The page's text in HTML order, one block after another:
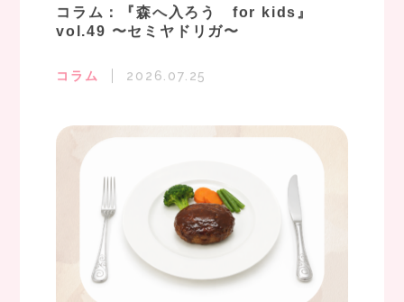
コラム：『森へ入ろう for kids』
vol.49 〜セミヤドリガ〜
コラム 2026.07.25